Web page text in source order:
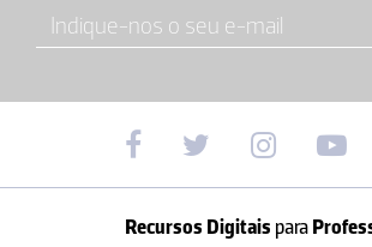
Recursos Digitais para